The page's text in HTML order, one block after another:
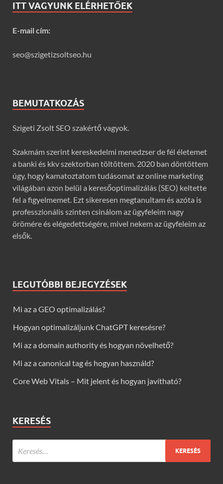
ITT VAGYUNK ELÉRHETŐEK
E-mail cím:
seo@szigetizsoltseo.hu
BEMUTATKOZÁS
Szigeti Zsolt SEO szakértő vagyok.
Szakmám szerint kereskedelmi menedzser de fél életemet
a banki és kkv szektorban töltöttem. 2020 ban döntöttem
úgy, hogy kamatoztatom tudásomat az online marketing
világában azon belül a keresőoptimalizálás (SEO) keltette
fel a figyelmemet. Ezt sikeresen megtanultam és azóta is
professzionális szinten csinálom az ügyfeleim nagy
örömére és elégedettségére, mivel nekem az ügyfeleim az
elsők.
LEGUTÓBBI BEJEGYZÉSEK
Mi az a GEO optimalizálás?
Hogyan optimalizáljunk ChatGPT keresésre?
Mi az a domain authority és hogyan növelhető?
Mi az a canonical tag és hogyan használd?
Core Web Vitals – Mit jelent és hogyan javítható?
KERESÉS